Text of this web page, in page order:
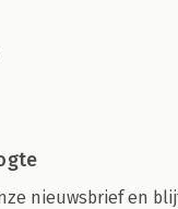
nieuwsbrief en